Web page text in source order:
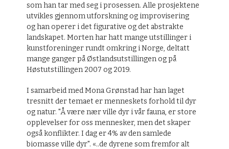
som han tar med seg i prosessen. Alle prosjektene
utvikles gjennom utforskning og improvisering
og han operer i det figurative og det abstrakte
landskapet. Morten har hatt mange utstillinger i
kunstforeninger rundt omkring i Norge, deltatt
mange ganger på Østlandsutstillingen og på
Høstutstillingen 2007 og 2019.
I samarbeid med Mona Grønstad har han laget
tresnitt der temaet er menneskets forhold til dyr
og natur. "Å være nær ville dyr i vår fauna, er store
opplevelser for oss mennesker, men det skaper
også konflikter. I dag er 4% av den samlede
biomasse ville dyr". «..de dyrene som fremfor alt